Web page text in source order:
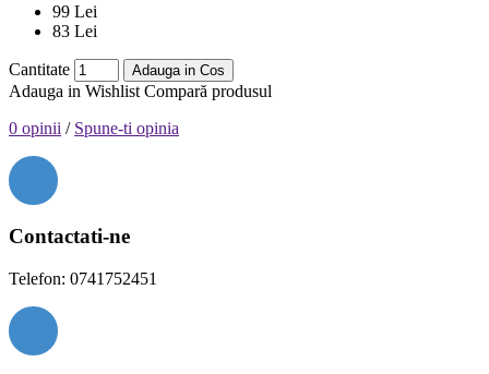
99 Lei
83 Lei
Cantitate Adauga in Cos
Adauga in Wishlist Compară produsul
0 opinii / Spune-ti opinia
Contactati-ne
Telefon: 0741752451